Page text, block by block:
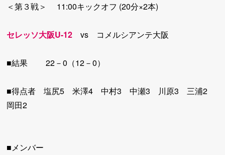
＜第３戦＞ 11:00キックオフ (20分×2本)
セレッソ大阪U-12 vs コメルシアンテ大阪
■結果 22－0（12－0）
■得点者 塩尻5 米澤4 中村3 中瀬3 川原3 三浦2
岡田2
■メンバー